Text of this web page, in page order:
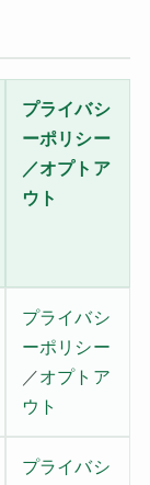
プライバシ
ーポリシー
／オプトア
ウト
プライバシ
ーポリシー
／オプトア
ウト
プライバシ